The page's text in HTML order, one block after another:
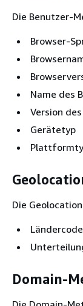
Die Benutzer-
Browser-
Name des
Version
Gerätetyp
Die
Ländercode
Domain-